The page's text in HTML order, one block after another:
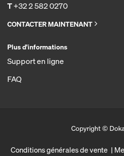
T+32 2 582 0270
CONTACTER MAINTENANT
Plus d'informations
Support en ligne
FAQ
Copyright ©
Conditions générales de vente